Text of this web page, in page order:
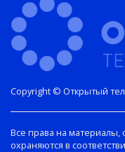
Все права на материалы,
охраняются в